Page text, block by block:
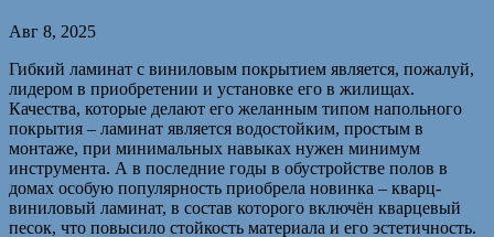
Авг 8, 2025
Гибкий ламинат с виниловым покрытием является, пожалуй,
лидером в приобретении и установке его в жилищах.
Качества, которые делают его желанным типом напольного
покрытия – ламинат является водостойким, простым в
монтаже, при минимальных навыках нужен минимум
инструмента. А в последние годы в обустройстве полов в
домах особую популярность приобрела новинка – кварц-
виниловый ламинат, в состав которого включён кварцевый
песок, что повысило стойкость материала и его эстетичность.